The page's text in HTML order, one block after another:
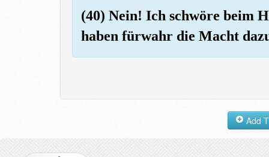
(40) Nein! Ich schwöre beim
haben fürwahr die Macht